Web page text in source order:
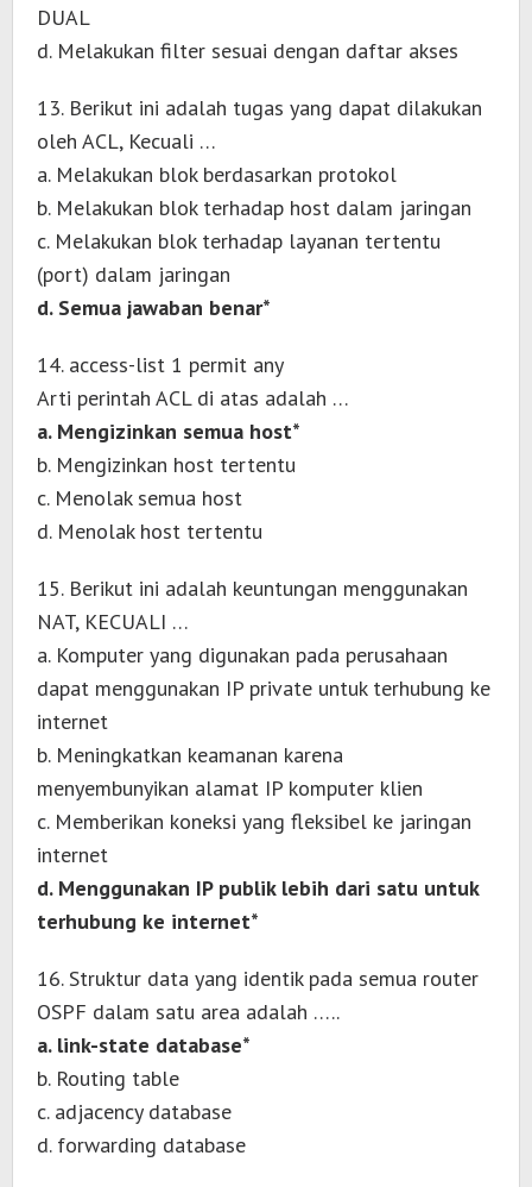
DUAL
d. Melakukan filter sesuai dengan daftar akses
13. Berikut ini adalah tugas yang dapat dilakukan
oleh ACL, Kecuali …
a. Melakukan blok berdasarkan protokol
b. Melakukan blok terhadap host dalam jaringan
c. Melakukan blok terhadap layanan tertentu
(port) dalam jaringan
d. Semua jawaban benar*
14. access-list 1 permit any
Arti perintah ACL di atas adalah …
a. Mengizinkan semua host*
b. Mengizinkan host tertentu
c. Menolak semua host
d. Menolak host tertentu
15. Berikut ini adalah keuntungan menggunakan
NAT, KECUALI …
a. Komputer yang digunakan pada perusahaan
dapat menggunakan IP private untuk terhubung ke
internet
b. Meningkatkan keamanan karena
menyembunyikan alamat IP komputer klien
c. Memberikan koneksi yang fleksibel ke jaringan
internet
d. Menggunakan IP publik lebih dari satu untuk
terhubung ke internet*
16. Struktur data yang identik pada semua router
OSPF dalam satu area adalah …..
a. link-state database*
b. Routing table
c. adjacency database
d. forwarding database